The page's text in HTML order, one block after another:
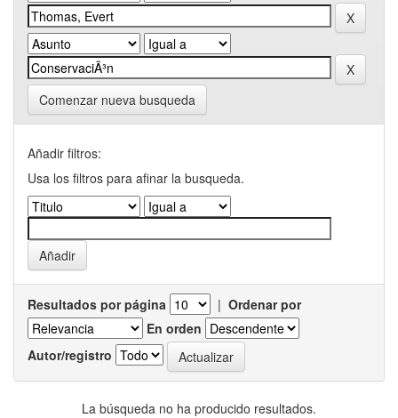
Comenzar nueva busqueda
Añadir filtros:
Usa los filtros para afinar la busqueda.
Resultados por página | Ordenar por
En orden
Autor/registro
La búsqueda no ha producido resultados.